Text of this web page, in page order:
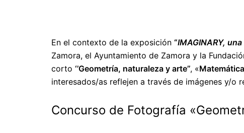
En el contexto de la exposición “IMAGINARY,
Zamora, el Ayuntamiento de Zamora y la
corto ‘’Geometría, naturaleza y arte’’, «
interesados/as reflejen a través de imágenes y/
Concurso de Fotografía